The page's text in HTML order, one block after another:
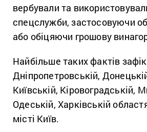
вербували та
спецслужби, застосовуючи
або обіцяючи грошову
Найбільше таких фактів
Дніпропетровській,
Київській, Кіровоградській,
Одеській, Харківській
місті Київ.